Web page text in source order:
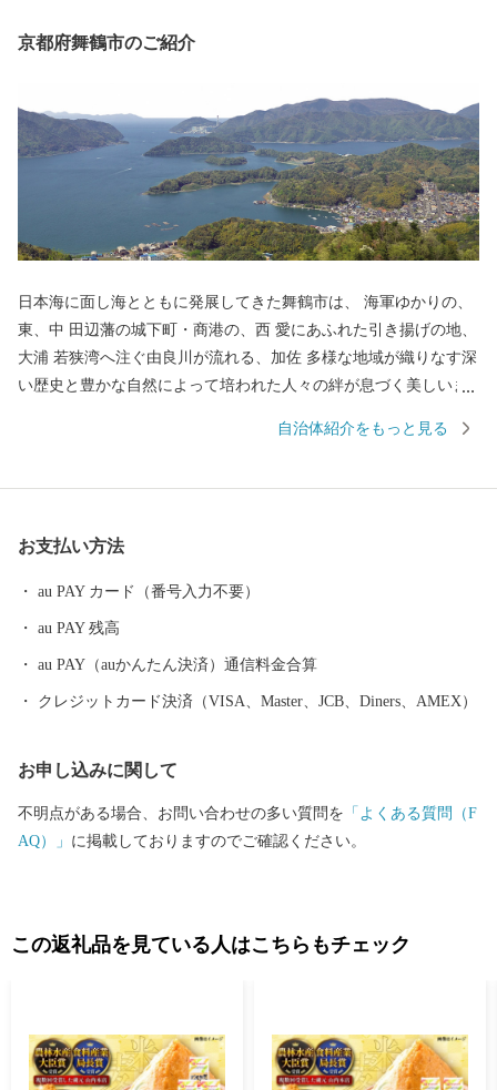
京都府舞鶴市のご紹介
日本海に面し海とともに発展してきた舞鶴市は、 海軍ゆかりの、
東、中 田辺藩の城下町・商港の、西 愛にあふれた引き揚げの地、
大浦 若狭湾へ注ぐ由良川が流れる、加佐 多様な地域が織りなす深
い歴史と豊かな自然によって培われた人々の絆が息づく美しいま
れた資料を通じた引揚の史実の継承や、日本遺産に登録された日
自治体紹介をもっと見る
お支払い方法
au PAY カード（番号入力不要）
au PAY 残高
au PAY（auかんたん決済）通信料金合算
クレジットカード決済（VISA、Master、JCB、Diners、AMEX）
お申し込みに関して
不明点がある場合、お問い合わせの多い質問を 「よくある質問（F
AQ）」 に掲載しておりますのでご確認ください。
この返礼品を見ている人はこちらもチェック